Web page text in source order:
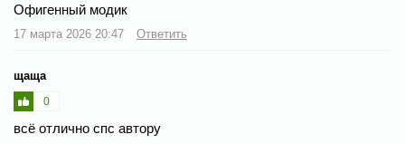
Офигенный модик
17 марта 2026 20:47 Ответить
щаща
0
всё отлично спс автору